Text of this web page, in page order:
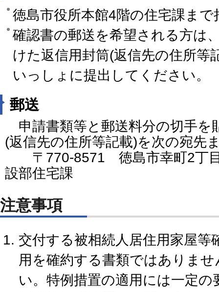
徳島市役所本館4階の住宅課ま
確認書の郵送を希望される方は
けた返信用封筒(返信先の住所
いっしょに提出してください。
郵送
申請書類等と郵送料分の切手を
(返信先の住所等記載)を次の宛先
〒770-8571 徳島市幸町2丁
設部住宅課
注意事項
交付する被相続人居住用家屋等
用を確約する書類ではありま
い。特例措置の適用には一定